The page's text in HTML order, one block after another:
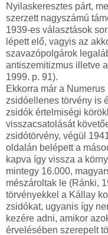
Nyilaskeresztes párt,
szerzett nagyszámú
1939-es választások
lépett elő, vagyis az
szavazópolgárok
antiszemitizmus illetve
1999. p. 91).
Ekkorra már a
zsidóellenes törvény is
zsidók értelmiségi
visszacsatolását
zsidótörvény, végül
oldalán belépett a
kapva így vissza a
mintegy 16.000,
mészároltak le (Ránki,
törvényekkel a Kállay
zsidókat, ugyanis így
kezére adni, amikor
érvelésében szerepelt